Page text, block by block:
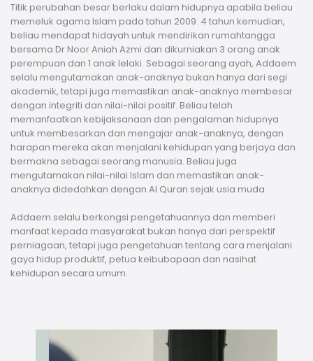
Titik perubahan besar berlaku dalam hidupnya apabila beliau
memeluk agama Islam pada tahun 2009. 4 tahun kemudian,
beliau mendapat hidayah untuk mendirikan rumahtangga
bersama Dr Noor Aniah Azmi dan dikurniakan 3 orang anak
perempuan dan 1 anak lelaki. Sebagai seorang ayah, Addaem
selalu mengutamakan anak-anaknya bukan hanya dari segi
akademik, tetapi juga memastikan anak-anaknya membesar
dengan integriti dan nilai-nilai positif. Beliau telah
memanfaatkan kebijaksanaan dan pengalaman hidupnya
untuk membesarkan dan mengajar anak-anaknya, dengan
harapan mereka akan menjalani kehidupan yang berjaya dan
bermakna sebagai seorang manusia. Beliau juga
mengutamakan nilai-nilai Islam dan memastikan anak-
anaknya didedahkan dengan Al Quran sejak usia muda.
Addaem selalu berkongsi pengetahuannya dan memberi
manfaat kepada masyarakat bukan hanya dari perspektif
perniagaan, tetapi juga pengetahuan tentang cara menjalani
gaya hidup produktif, petua keibubapaan dan nasihat
kehidupan secara umum.